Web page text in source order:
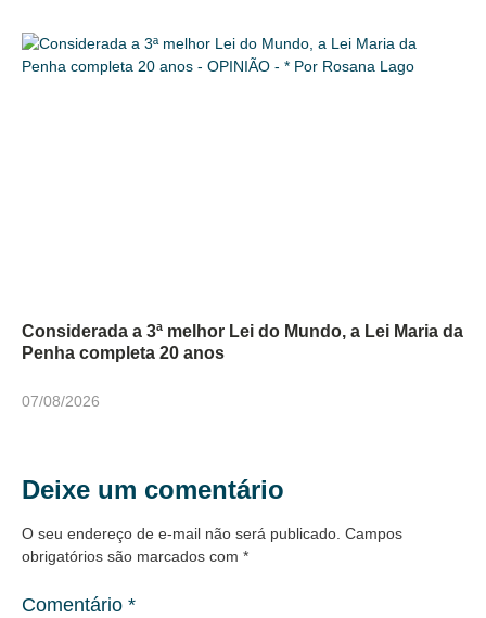
Considerada a 3ª melhor Lei do Mundo, a Lei Maria da
Penha completa 20 anos
07/08/2026
Deixe um comentário
O seu endereço de e-mail não será publicado. Campos
obrigatórios são marcados com *
Comentário *